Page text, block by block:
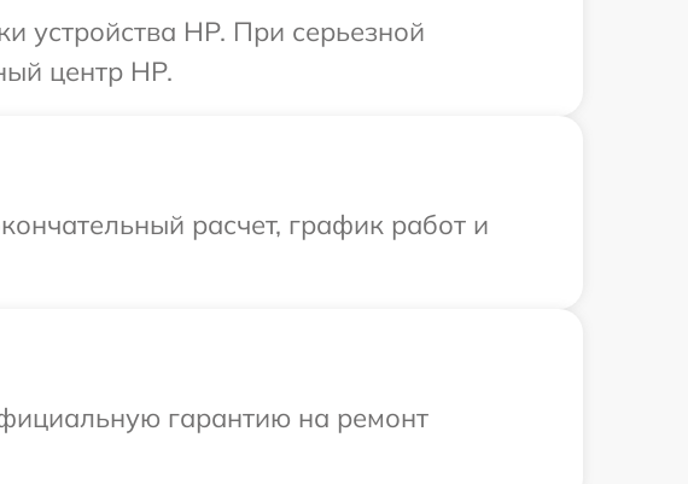
устройства HP. При серьезной
центр HP.
расчет, график работ и
гарантию на ремонт